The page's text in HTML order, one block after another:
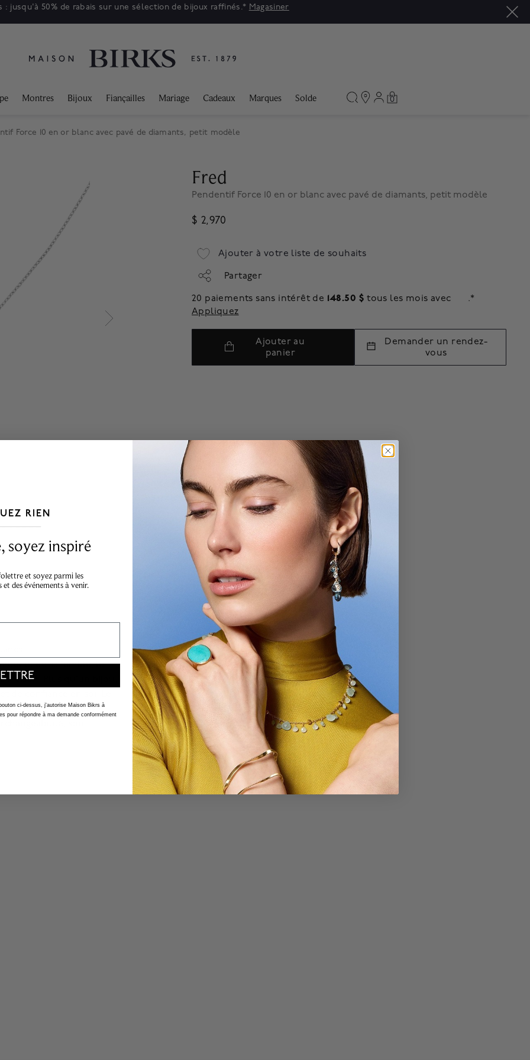
: jusqu'à 50% de rabais sur une sélection de bijoux raffinés.* Magasiner
Montres Bijoux Fiançailles Mariage Cadeaux Marques Solde 0
Force 10 en or blanc avec pavé de diamants, petit modèle
et de sa famille, le
Plus qu’un bijou,
de confiance en soi. Le
les jours, au gré des
son
Fred
Pendentif Force 10 en or blanc avec pavé de diamants, petit modèle
$ 2,970
Ajouter à votre liste de souhaits
Partager
20 paiements sans intérêt de 148.50 $ tous les mois avec
.*
Appliquez
Ajouter au
panier
Demander un rendez-
vous
RIEN
soyez inspiré
et soyez parmi les
des événements à venir.
ci-dessus, j'autorise Maison Bikrs à
pour répondre à ma demande conformément